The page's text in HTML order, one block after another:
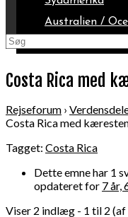
Australien /
Costa Rica med
Rejseforum ›
Costa Rica med
Tagget: Costa Rica
Dette emne har 1
opdateret for 7 år,
Viser 2 indlæg - 1 til 2 (af